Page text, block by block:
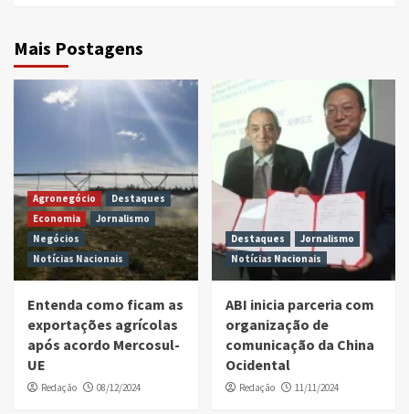
Mais Postagens
Agronegócio
Destaques
Economia
Jornalismo
Negócios
Notícias Nacionais
Entenda como ficam as
exportações agrícolas
após acordo Mercosul-
UE
Redação 08/12/2024
Destaques
Jornalismo
Notícias Nacionais
ABI inicia parceria com
organização de
comunicação da China
Ocidental
Redação 11/11/2024